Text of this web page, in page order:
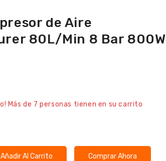
de Aire
80L/Min 8 Bar 800W
Añadir Al Carrito Comprar Ahora